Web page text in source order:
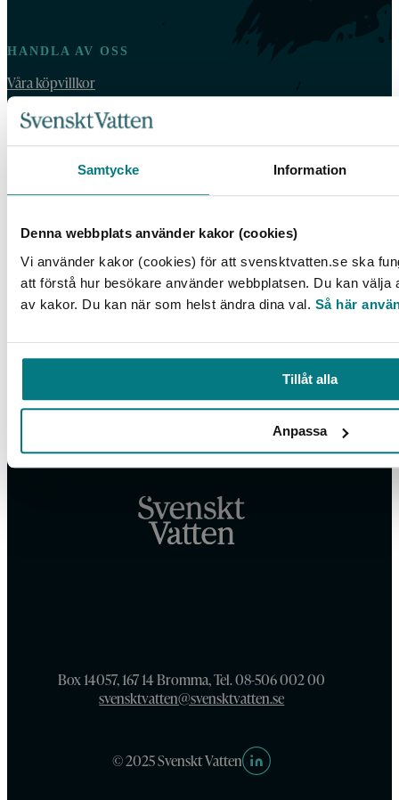
Samtycke Information
Denna webbplats använder kakor (cookies)
Vi använder kakor (cookies) för att svensktvatten.se ska
att förstå hur besökare använder webbplatsen. Du kan välja
av kakor. Du kan när som helst ändra dina val. Så här
Tillåt alla
Anpassa
HANDLA AV OSS
Våra köpvillkor
For orders outside Sweden and Norway, please order by email:
vattenbokhandeln@exacta.se
VATTENBOKHANDELN
Vattenbokhandeln ägs och drivs av Svenskt Vatten.
Vi behandlar dina personuppgifter enligt Svenskt Vattens
dataskyddspolicy.
Box 14057, 167 14 Bromma, Tel. 08-506 002 00
svensktvatten@svensktvatten.se
© 2025 Svenskt Vatten